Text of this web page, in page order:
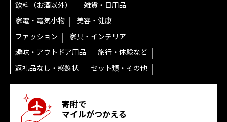
飲料（お酒以外）
雑貨・日用品
家電・電気小物
美容・健康
ファッション
家具・インテリア
趣味・アウトドア用品
旅行・体験など
返礼品なし・感謝状
セット類・その他
寄附で
マイルがつかえる